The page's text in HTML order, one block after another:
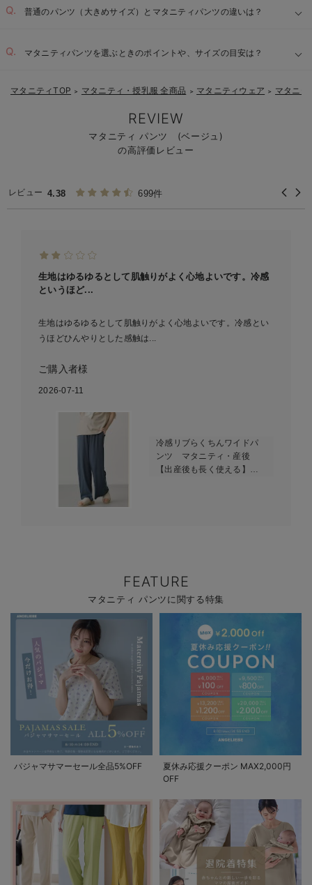
普通のパンツ（大きめサイズ）とマタニティパンツの違いは？
着脱しやすい設計：
マタニティパンツを選ぶときのポイントや、サイズの目安は？
マタニティTOP ＞ マタニティ・授乳服 全商品 ＞ マタニティウェア ＞ マタニテ
REVIEW
マタニティ パンツ (ベージュ)
の高評価レビュー
レビュー 4.38 699件
生地はゆるゆるとして肌触りがよく心地よいです。冷感
というほど...
生地はゆるゆるとして肌触りがよく心地よいです。冷感とい
うほどひんやりとした感触は...
ご購入者様
2026-07-11
冷感リブらくちんワイドパ
ンツ マタニティ・産後
【出産後も長く使える】
FEATURE
マタニティ パンツに関する特集
パジャマサマーセール全品5%OFF
夏休み応援クーポン MAX2,000円
OFF